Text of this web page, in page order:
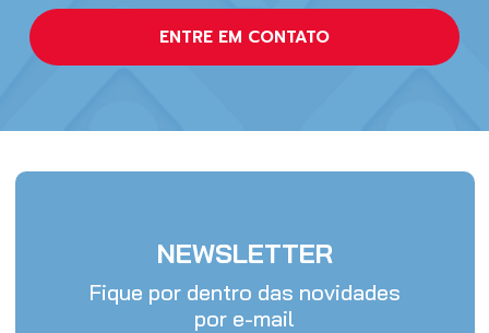
ENTRE EM CONTATO
NEWSLETTER
Fique por dentro das novidades
por e-mail